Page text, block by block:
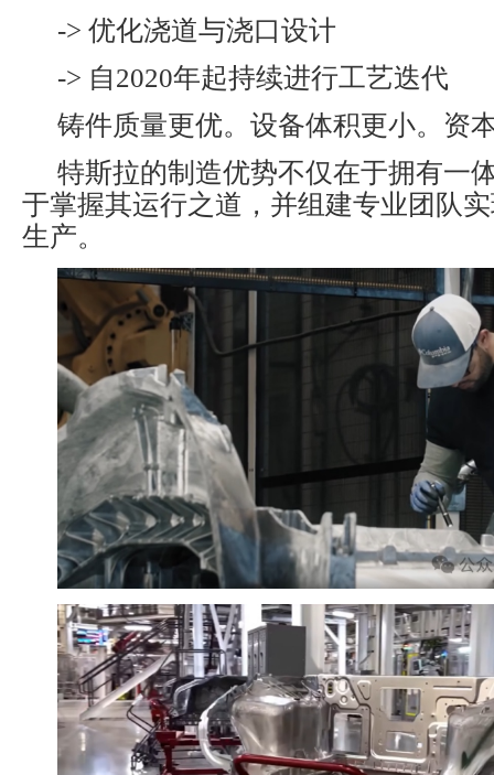
-> 优化浇道与浇口设计
-> 自2020年起持续进行工艺迭代
铸件质量更优。设备体积更小。资
特斯拉的制造优势不仅在于拥有一
于掌握其运行之道，并组建专业团队
生产。